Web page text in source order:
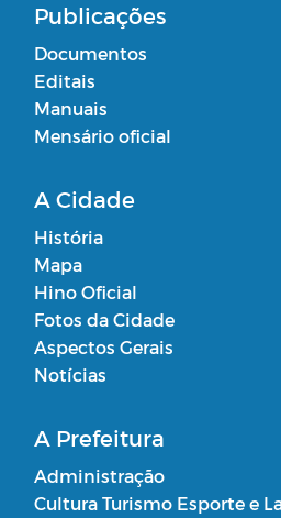
Publicações
Documentos
Editais
Manuais
Mensário oficial
A Cidade
História
Mapa
Hino Oficial
Fotos da Cidade
Aspectos Gerais
Notícias
A Prefeitura
Administração
Cultura Turismo Esporte e